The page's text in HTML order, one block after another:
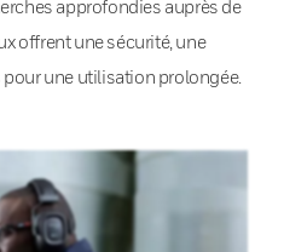
approfondies auprès de
offrent une sécurité, une
une utilisation prolongée.